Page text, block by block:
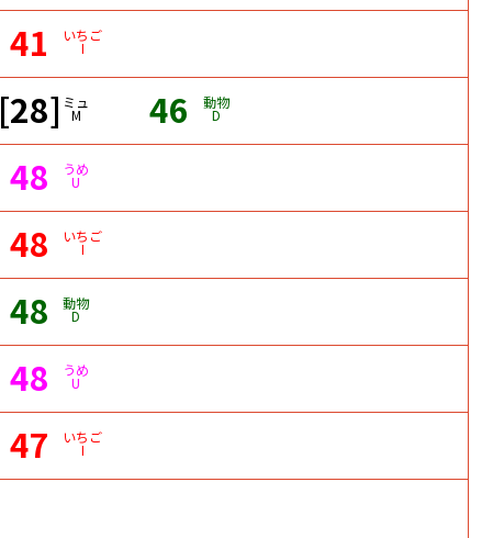
41 いちご
I
[28] ミュ
M 46 動物
D
48 うめ
U
48 いちご
I
48 動物
D
48 うめ
U
47 いちご
I